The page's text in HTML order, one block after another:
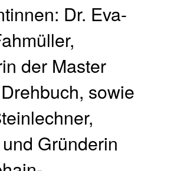
Dr. Eva-
der Master
sowie
Gründerin